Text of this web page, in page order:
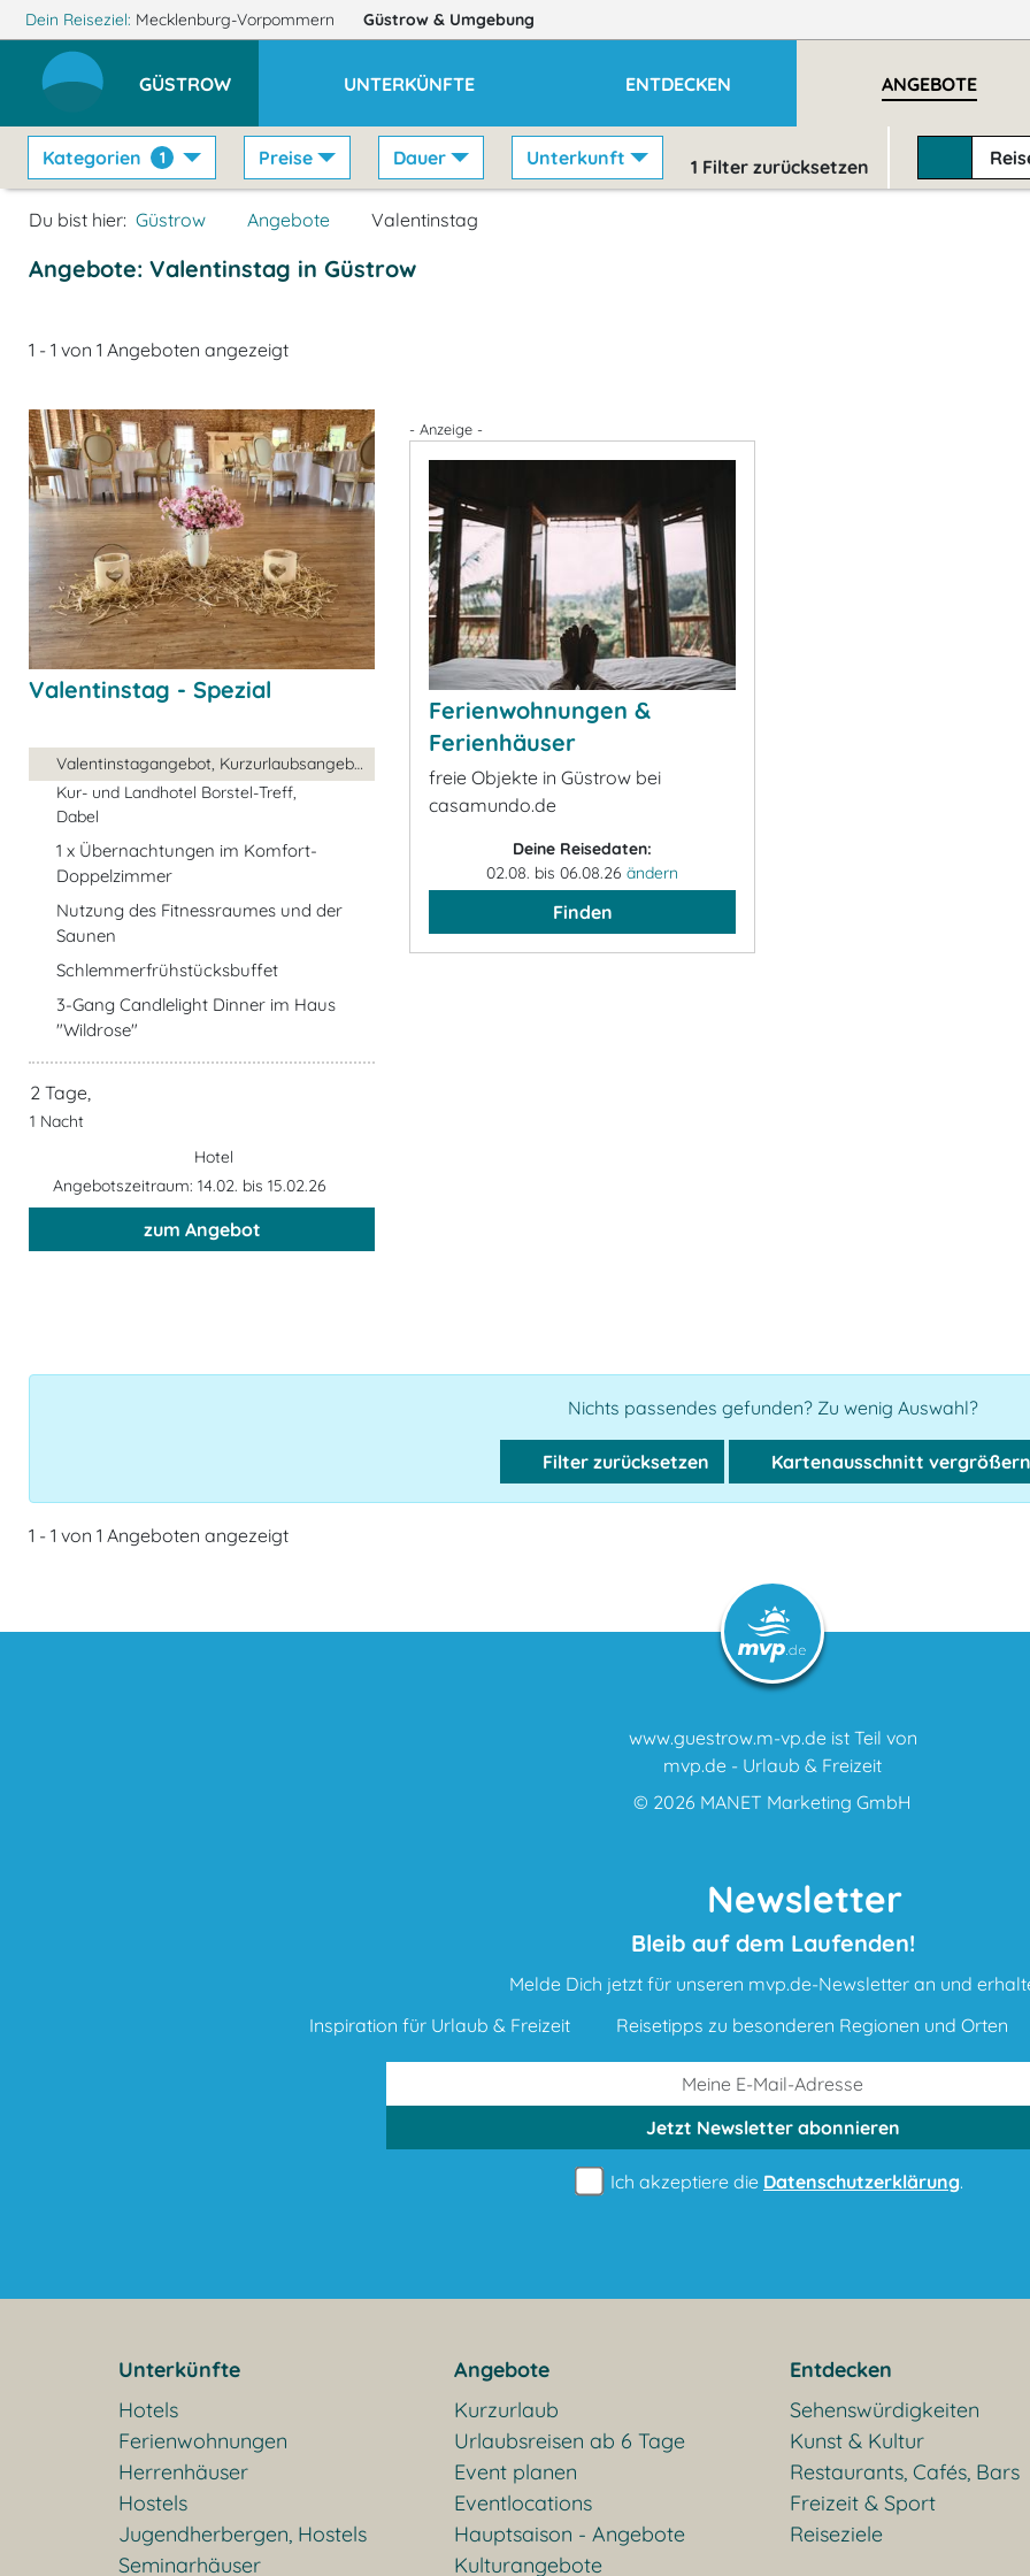
Dein Reiseziel: Mecklenburg-Vorpommern Güstrow & Umgebung
GÜSTROW UNTERKÜNFTE ENTDECKEN ANGEBOTE
Kategorien 1 Preise Dauer Unterkunft 1 Filter zurücksetzen
Du bist hier: Güstrow Angebote Valentinstag
Angebote: Valentinstag in Güstrow
1 - 1 von 1 Angeboten angezeigt
Valentinstag - Spezial
Valentinstagangebot, Kurzurlaubsangebot, ...
Kur- und Landhotel Borstel-Treff,
Dabel
1 x Übernachtungen im Komfort-
Doppelzimmer
Nutzung des Fitnessraumes und der
Saunen
Schlemmerfrühstücksbuffet
3-Gang Candlelight Dinner im Haus
"Wildrose"
2 Tage,
1 Nacht
Hotel
Angebotszeitraum: 14.02. bis 15.02.26
zum Angebot
- Anzeige -
Ferienwohnungen &
Ferienhäuser
freie Objekte in Güstrow bei
casamundo.de
Deine Reisedaten:
02.08. bis 06.08.26 ändern
Finden
Nichts passendes gefunden? Zu wenig Auswahl?
Filter zurücksetzen Kartenausschnitt vergrößern
1 - 1 von 1 Angeboten angezeigt
www.guestrow.m-vp.de ist Teil von
mvp.de - Urlaub & Freizeit
© 2026 MANET Marketing GmbH
Newsletter
Bleib auf dem Laufenden!
Melde Dich jetzt für unseren mvp.de-Newsletter an und
Inspiration für Urlaub & Freizeit
Reisetipps zu besonderen Regionen und Orten
Jetzt Newsletterabonnieren
Ich akzeptiere die Datenschutzerklärung.
Unterkünfte
Hotels
Ferienwohnungen
Herrenhäuser
Hostels
Jugendherbergen, Hostels
Seminarhäuser
Angebote
Kurzurlaub
Urlaubsreisen ab 6 Tage
Event planen
Eventlocations
Hauptsaison - Angebote
Kulturangebote
Entdecken
Sehenswürdigkeiten
Kunst & Kultur
Restaurants, Cafés, Bars
Freizeit & Sport
Reiseziele